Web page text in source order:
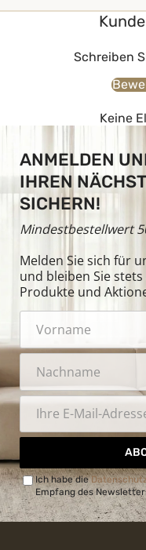
Schreiben
Keine
ANMELDEN
IHREN
SICHERN!
Mindestbestellwert
Melden Sie sich für
und bleiben Sie
Produkte und
Ich habe die
Empfang des